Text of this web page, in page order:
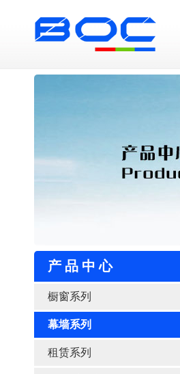
LED透明屏厂家
产品中心
橱窗系列
幕墙系列
租赁系列